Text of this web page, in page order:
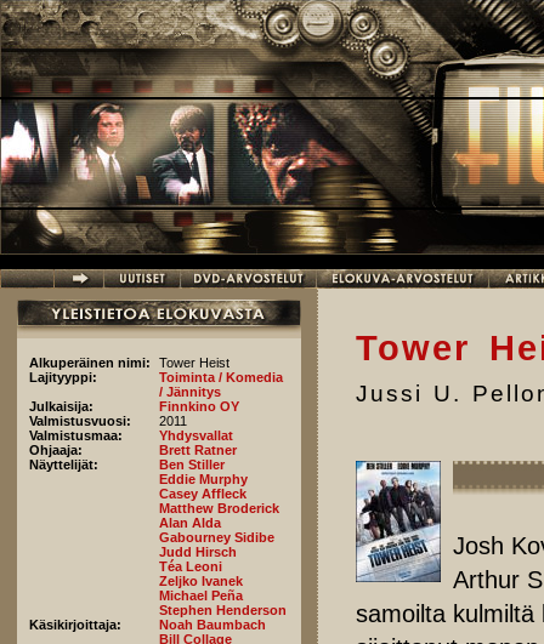
Hyppää pääsisältöön
Alkuperäinen nimi:
Tower Heist
Lajityyppi:
Toiminta / Komedia
/ Jännitys
Julkaisija:
Finnkino OY
Valmistusvuosi:
2011
Valmistusmaa:
Yhdysvallat
Ohjaaja:
Brett Ratner
Näyttelijät:
Ben Stiller
Eddie Murphy
Casey Affleck
Matthew Broderick
Alan Alda
Gabourney Sidibe
Judd Hirsch
Téa Leoni
Zeljko Ivanek
Michael Peña
Stephen Henderson
Käsikirjoittaja:
Noah Baumbach
Bill Collage
Tower
Jussi U.
Josh
Arthur
samoilta kulmiltä